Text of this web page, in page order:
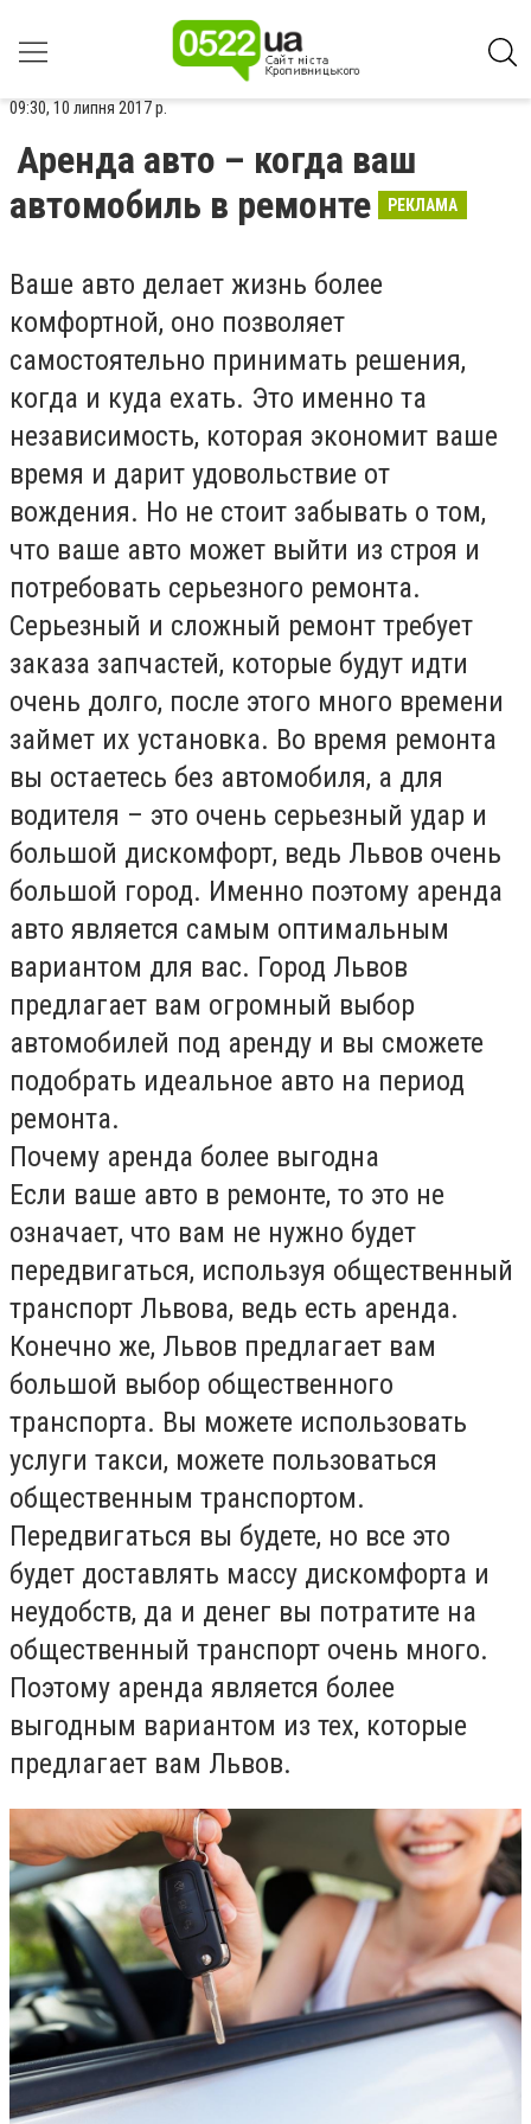
09:30, 10 липня 2017 р.
Аренда авто – когда ваш
автомобиль в ремонте
РЕКЛАМА
Ваше авто делает жизнь более
комфортной, оно позволяет
самостоятельно принимать решения,
когда и куда ехать. Это именно та
независимость, которая экономит ваше
время и дарит удовольствие от
вождения. Но не стоит забывать о том,
что ваше авто может выйти из строя и
потребовать серьезного ремонта.
Серьезный и сложный ремонт требует
заказа запчастей, которые будут идти
очень долго, после этого много времени
займет их установка. Во время ремонта
вы остаетесь без автомобиля, а для
водителя – это очень серьезный удар и
большой дискомфорт, ведь Львов очень
большой город. Именно поэтому аренда
авто является самым оптимальным
вариантом для вас. Город Львов
предлагает вам огромный выбор
автомобилей под аренду и вы сможете
подобрать идеальное авто на период
ремонта.
Почему аренда более выгодна
Если ваше авто в ремонте, то это не
означает, что вам не нужно будет
передвигаться, используя общественный
транспорт Львова, ведь есть аренда.
Конечно же, Львов предлагает вам
большой выбор общественного
транспорта. Вы можете использовать
услуги такси, можете пользоваться
общественным транспортом.
Передвигаться вы будете, но все это
будет доставлять массу дискомфорта и
неудобств, да и денег вы потратите на
общественный транспорт очень много.
Поэтому аренда является более
выгодным вариантом из тех, которые
предлагает вам Львов.